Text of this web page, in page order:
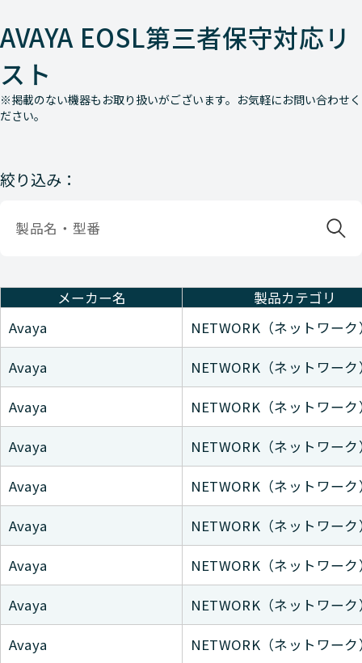
AVAYA EOSL第三者保守対応リ
スト
※掲載のない機器もお取り扱いがございます。お気軽にお問い合わせく
ださい。
絞り込み：
メーカー名
製品カテゴリ
Avaya
NETWORK（ネットワー
Avaya NETWORK（ネットワー
Avaya NETWORK（ネットワー
Avaya NETWORK（ネットワー
Avaya NETWORK（ネットワー
Avaya NETWORK（ネットワー
Avaya NETWORK（ネットワー
Avaya NETWORK（ネットワー
Avaya NETWORK（ネットワー